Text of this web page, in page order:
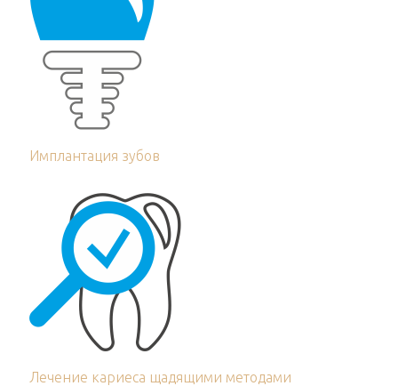
Имплантация зубов
Лечение кариеса щадящими методами